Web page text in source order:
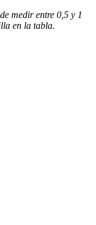
medir entre 0,5 y 1
en la tabla.